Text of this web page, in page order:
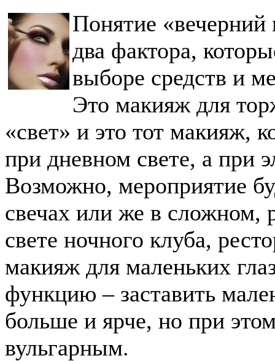
Понятие «вечерний
два фактора,
выборе средств и
Это макияж для
«свет» и это тот макияж,
при дневном свете, а при
Возможно, мероприятие
свечах или же в сложном,
свете ночного клуба,
макияж для маленьких
функцию – заставить
больше и ярче, но при
вульгарным.